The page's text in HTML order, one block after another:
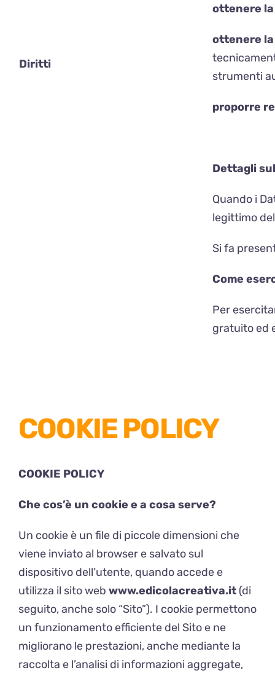
Diritti
ottenere
ottenere
strumenti
proporre
Dettagli
Quando i
legittimo
Si fa
Come
Per
gratuito ed
COOKIE POLICY
COOKIE POLICY
Che cos’è un cookie e a cosa serve?
Un cookie è un file di piccole dimensioni che
viene inviato al browser e salvato sul
dispositivo dell’utente, quando accede e
utilizza il sito web www.edicolacreativa.it (di
seguito, anche solo “Sito”). I cookie permettono
un funzionamento efficiente del Sito e ne
migliorano le prestazioni, anche mediante la
raccolta e l’analisi di informazioni aggregate,